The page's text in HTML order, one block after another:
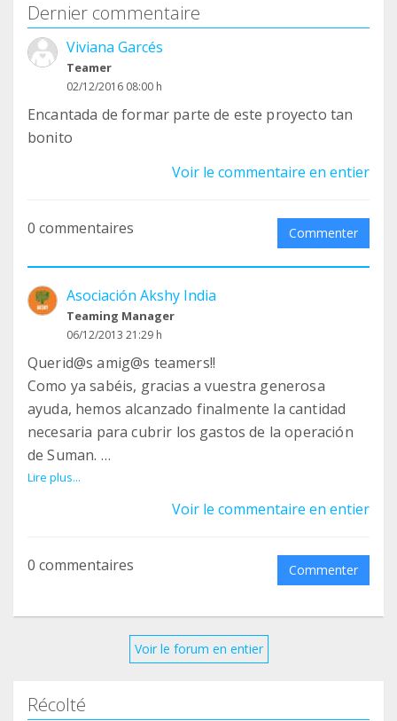
Dernier commentaire
Viviana Garcés
Teamer
02/12/2016 08:00 h
Encantada de formar parte de este proyecto tan
bonito
Voir le commentaire en entier
0 commentaires Commenter
Asociación Akshy India
Teaming Manager
06/12/2013 21:29 h
Querid@s amig@s teamers!!
Como ya sabéis, gracias a vuestra generosa
ayuda, hemos alcanzado finalmente la cantidad
necesaria para cubrir los gastos de la operación
de Suman.
Queremos agradeceros vuestra aportación y
comunicaros el cierre del grupo abierto para este
solicitamos de nuevo vuestra ayuda para poder
cada niño del Hogar de Estudiantes Necesitados
que hemos abierto recientemente.
Nos permitimos la libertad de trasladaros a este
algunos teamers y os informamos de esto
Lire plus...
Voir le commentaire en entier
0 commentaires Commenter
Voir le forum en entier
Récolté